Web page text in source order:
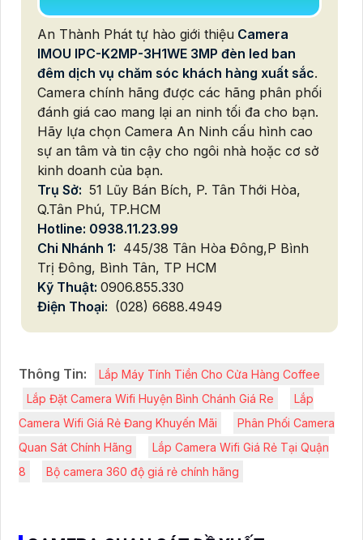
An Thành Phát tự hào giới thiệu Camera
IMOU IPC-K2MP-3H1WE 3MP đèn led ban
đêm dịch vụ chăm sóc khách hàng xuất sắc.
Camera chính hãng được các hãng phân phối
đánh giá cao mang lại an ninh tối đa cho bạn.
Hãy lựa chọn Camera An Ninh cấu hình cao
sự an tâm và tin cậy cho ngôi nhà hoặc cơ sở
kinh doanh của bạn.
Trụ Sở: 51 Lũy Bán Bích, P. Tân Thới Hòa,
Q.Tân Phú, TP.HCM
Hotline: 0938.11.23.99
Chi Nhánh 1: 445/38 Tân Hòa Đông,P Bình
Trị Đông, Bình Tân, TP HCM
Kỹ Thuật: 0906.855.330
Điện Thoại: (028) 6688.4949
Thông Tin:
Lắp Máy Tính Tiền Cho Cửa Hàng Coffee
Lắp Đặt Camera Wifi Huyện Bình Chánh Giá Re
Lắp
Camera Wifi Giá Rẻ Đang Khuyến Mãi
Phân Phối Camera
Quan Sát Chính Hãng
Lắp Camera Wifi Giá Rẻ Tại Quận
8
Bộ camera 360 độ giá rẻ chính hãng